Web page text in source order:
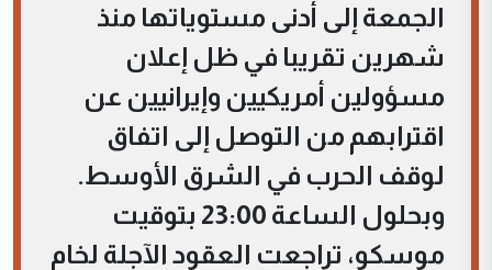
الجمعة إلى أدنى مستوياتها منذ
شهرين تقريبا في ظل إعلان
مسؤولين أمريكيين وإيرانيين عن
اقترابهم من التوصل إلى اتفاق
لوقف الحرب في الشرق الأوسط.
وبحلول الساعة 23:00 بتوقيت
موسكو، تراجعت ​العقود الآجلة لخام